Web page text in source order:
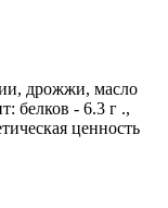
дрожжи, масло
белков - 6.3 г .,
ценность